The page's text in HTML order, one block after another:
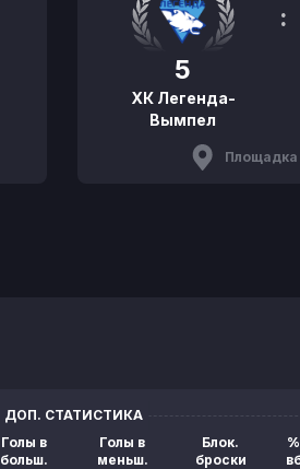
5
ХК Легенда-
Вымпел
:
Площадка
ДОП. СТАТИСТИКА
Голы в
больш.
Голы в
меньш.
Блок.
броски